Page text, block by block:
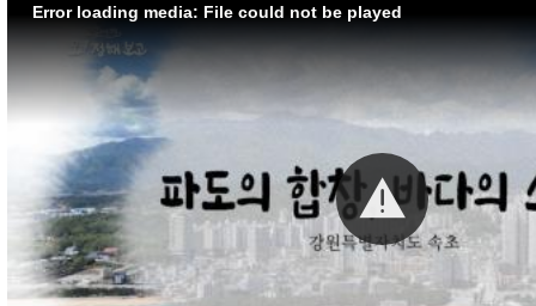
Error loading media: File could not be played